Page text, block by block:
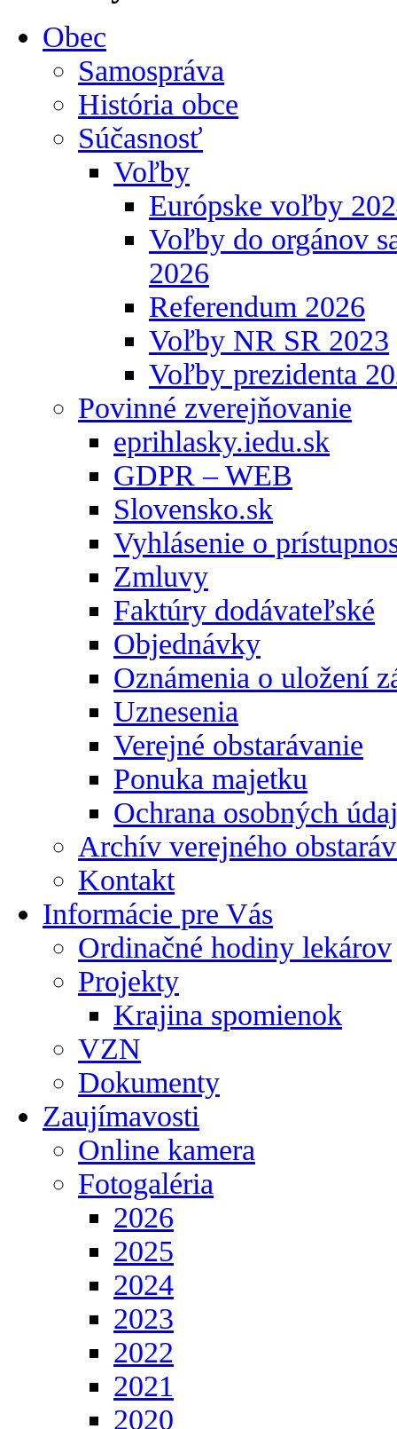
Obec
Samospráva
História obce
Súčasnosť
Voľby
Európske voľby
Voľby do orgánov
2026
Referendum 2026
Voľby NR SR 2023
Voľby prezidenta
Povinné zverejňovanie
eprihlasky.iedu.sk
GDPR – WEB
Slovensko.sk
Vyhlásenie o
Zmluvy
Faktúry dodávateľské
Objednávky
Oznámenia o uložení
Uznesenia
Verejné obstarávanie
Ponuka majetku
Ochrana osobných
Archív verejného
Kontakt
Informácie pre Vás
Ordinačné hodiny lekárov
Projekty
Krajina spomienok
VZN
Dokumenty
Zaujímavosti
Online kamera
Fotogaléria
2026
2025
2024
2023
2022
2021
2020